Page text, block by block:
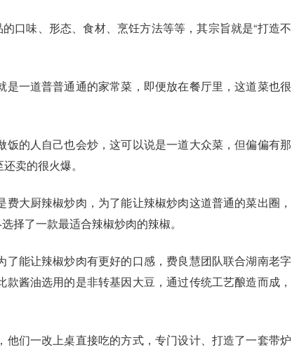
口味、形态、食材、烹饪方法等等，其宗旨就是“打造不
一道普普通通的家常菜，即便放在餐厅里，这道菜也很
的人自己也会炒，这可以说是一道大众菜，但偏偏有那
卖的很火爆。
大厨辣椒炒肉，为了能让辣椒炒肉这道普通的菜出圈，
择了一款最适合辣椒炒肉的辣椒。
能让辣椒炒肉有更好的口感，费良慧团队联合湖南老字
酱油选用的是非转基因大豆，通过传统工艺酿造而成，
们一改上桌直接吃的方式，专门设计、打造了一套带炉